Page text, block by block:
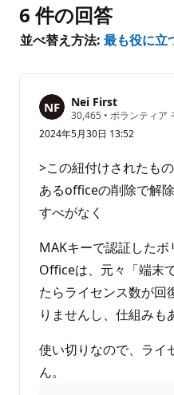
は
あ
ま
ん
6 件の回答
並べ替え方法: 最も役に立
Nei First
30,465 評
価
の
イ
ン
ト
• ボランティア
2024年5月30日 13:52
>この紐付けされたも
あるofficeの削除で解
すべがなく
MAKキーで認証した
Officeは、元々「端末
たらライセンス数が回
りませんし、仕組みも
使い切りなので、ライ
ん。